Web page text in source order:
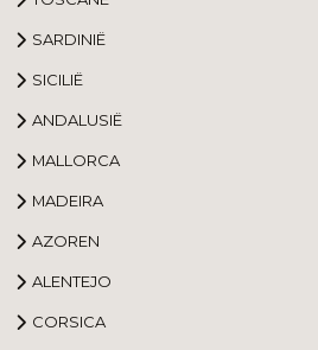
SARDINIË
SICILIË
ANDALUSIË
MALLORCA
MADEIRA
AZOREN
ALENTEJO
CORSICA